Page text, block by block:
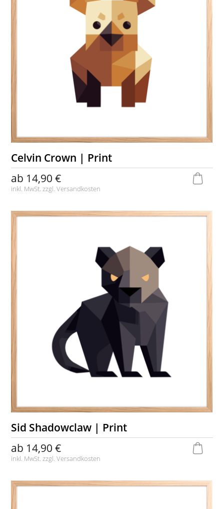
Celvin Crown | Print
ab 14,90 €
inkl. MwSt. zzgl.Versandkosten
Sid Shadowclaw | Print
ab 14,90 €
inkl. MwSt. zzgl.Versandkosten